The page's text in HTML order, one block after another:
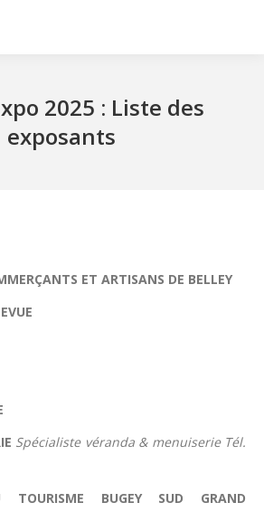
2025 : Liste des
exposants
ET ARTISANS DE BELLEY
Spécialiste véranda & menuiserie Tél.
TOURISME BUGEY SUD GRAND